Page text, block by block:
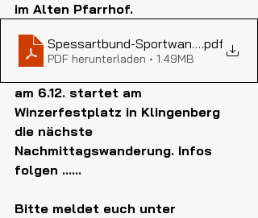
im Alten Pfarrhof.
Spessartbund-Sportwanderungen
.pdf
PDF herunterladen • 1.49MB
am 6.12. startet am
Winzerfestplatz in Klingenberg
die nächste
Nachmittagswanderung. Infos
folgen ......
Bitte meldet euch unter